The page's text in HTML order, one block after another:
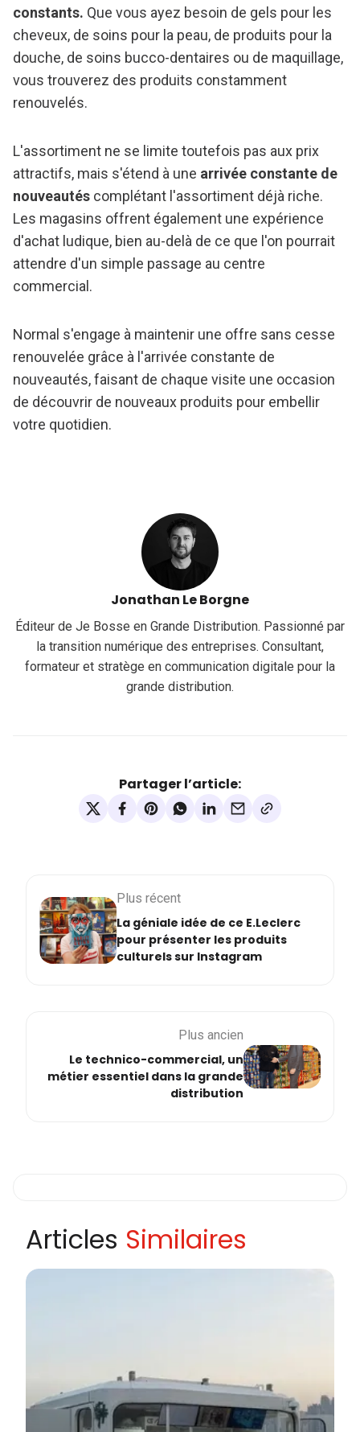
constants. Que vous ayez besoin de gels pour les
cheveux, de soins pour la peau, de produits pour la
douche, de soins bucco-dentaires ou de maquillage,
vous trouverez des produits constamment
renouvelés.
L'assortiment ne se limite toutefois pas aux prix
attractifs, mais s'étend à une arrivée constante de
nouveautés complétant l'assortiment déjà riche.
Les magasins offrent également une expérience
d'achat ludique, bien au-delà de ce que l'on pourrait
attendre d'un simple passage au centre
commercial.
Normal s'engage à maintenir une offre sans cesse
renouvelée grâce à l'arrivée constante de
nouveautés, faisant de chaque visite une occasion
de découvrir de nouveaux produits pour embellir
votre quotidien.
Jonathan Le Borgne
Éditeur de Je Bosse en Grande Distribution. Passionné par
la transition numérique des entreprises. Consultant,
formateur et stratège en communication digitale pour la
grande distribution.
Partager l’article:
Plus récent
La géniale idée de ce E.Leclerc
pour présenter les produits
culturels sur Instagram
Plus ancien
Le technico-commercial, un
métier essentiel dans la grande
distribution
Articles Similaires